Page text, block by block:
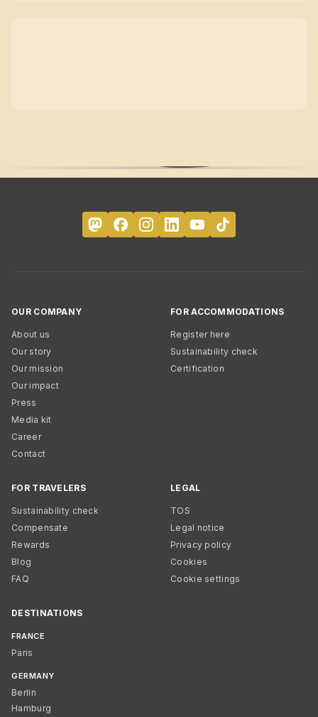
OUR COMPANY
About us
Our story
Our mission
Our impact
Press
Media kit
Career
Contact
FOR ACCOMMODATIONS
Register here
Sustainability check
Certification
FOR TRAVELERS
Sustainability check
Compensate
Rewards
Blog
FAQ
LEGAL
TOS
Legal notice
Privacy policy
Cookies
Cookie settings
DESTINATIONS
FRANCE
Paris
GERMANY
Berlin
Hamburg